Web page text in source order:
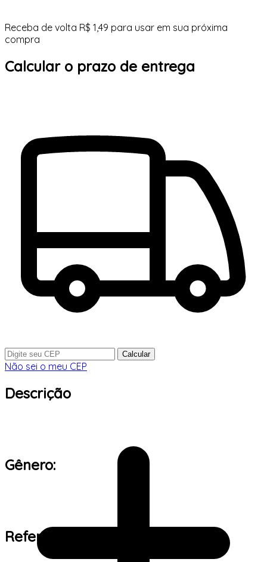
Receba de volta R$ 1,49 para usar em sua próxima
compra
Calcular o prazo de entrega
Calcular
Não sei o meu CEP
Descrição
Gênero:
Referência de tamanho: